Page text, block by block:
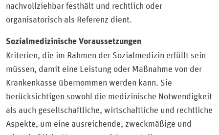
nachvollziehbar festhält und rechtlich oder
organisatorisch als Referenz dient.
Sozialmedizinische Voraussetzungen
Kriterien, die im Rahmen der Sozialmedizin erfüllt sein
müssen, damit eine Leistung oder Maßnahme von der
Krankenkasse übernommen werden kann. Sie
berücksichtigen sowohl die medizinische Notwendigkeit
als auch gesellschaftliche, wirtschaftliche und rechtliche
Aspekte, um eine ausreichende, zweckmäßige und